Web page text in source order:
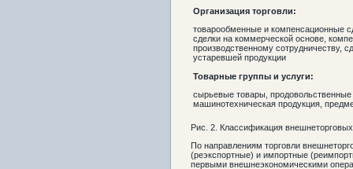
Организация торговли:
товарообменные и компенсационные
сделки на коммерческой основе,
производственному сотрудничеству,
устаревшей продукции
Товарные группы и услуги:
сырьевые товары,
машинотехническая продукция,
Рис. 2. Классификация
По направлениям торговли
(реэкспортные) и импортные
первыми внешнеэкономическими